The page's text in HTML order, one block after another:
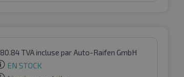
80.84TVA incluse par Auto-Raifen GmbH
EN STOCK